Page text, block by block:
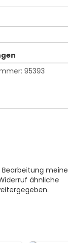
ähnliche